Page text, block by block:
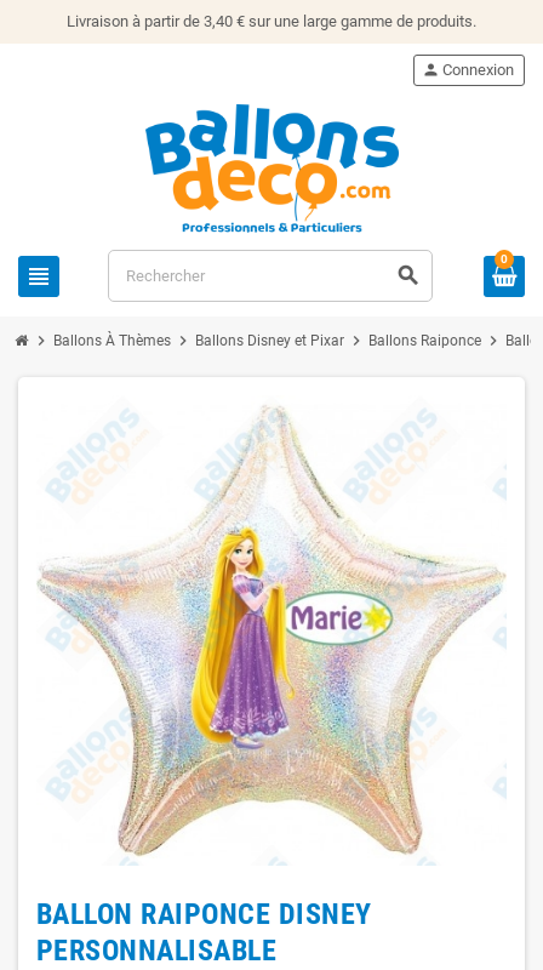
Livraison à partir de 3,40 € sur une large gamme de produits.
view_headline search
person Connexion
0
chevron_right Ballons À Thèmes chevron_right Ballons Disney et Pixar chevron_right Ballons Raiponce chevron_right
BALLON RAIPONCE DISNEY
PERSONNALISABLE